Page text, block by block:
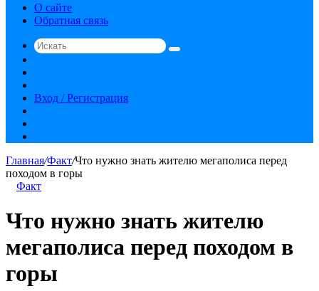
О сайте
Обратная связь
Искать
статья
Вход / Регистрация
Главная/Факт/Что нужно знать жителю мегаполиса перед
походом в горы
Факт
Что нужно знать жителю
мегаполиса перед походом в
горы